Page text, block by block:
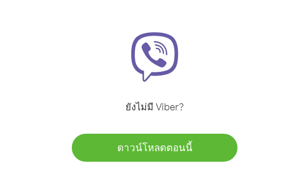
ยังไม่มี Viber?
ดาวน์โหลดตอนนี้